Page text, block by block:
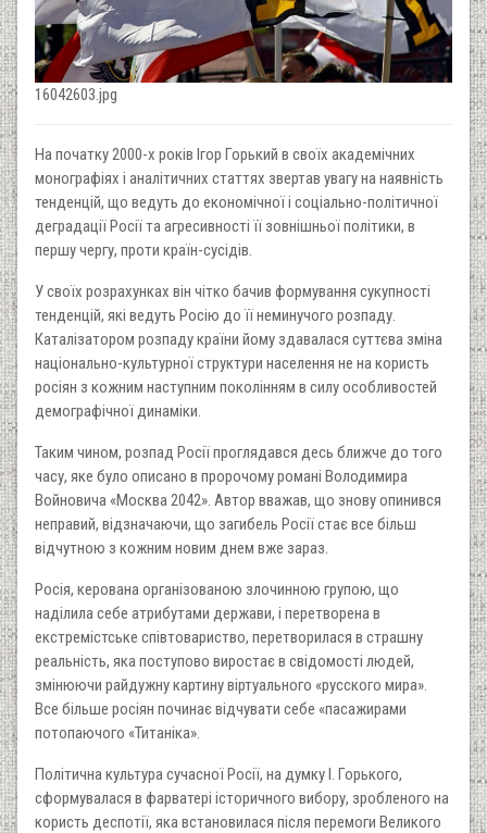
16042603.jpg
На початку 2000-х років Ігор Горький в своїх академічних
монографіях і аналітичних статтях звертав увагу на наявність
тенденцій, що ведуть до економічної і соціально-політичної
деградації Росії та агресивності її зовнішньої політики, в
першу чергу, проти країн-сусідів.
У своїх розрахунках він чітко бачив формування сукупності
тенденцій, які ведуть Росію до її неминучого розпаду.
Каталізатором розпаду країни йому здавалася суттєва зміна
національно-культурної структури населення не на користь
росіян з кожним наступним поколінням в силу особливостей
демографічної динаміки.
Таким чином, розпад Росії проглядався десь ближче до того
часу, яке було описано в пророчому романі Володимира
Войновича «Москва 2042». Автор вважав, що знову опинився
неправий, відзначаючи, що загибель Росії стає все більш
відчутною з кожним новим днем ​​вже зараз.
Росія, керована організованою злочинною групою, що
наділила себе атрибутами держави, і перетворена в
екстремістське співтовариство, перетворилася в страшну
реальність, яка поступово виростає в свідомості людей,
змінюючи райдужну картину віртуального «русского мира».
Все більше росіян починає відчувати себе «пасажирами
потопаючого «Титаніка».
Політична культура сучасної Росії, на думку І. Горького,
сформувалася в фарватері історичного вибору, зробленого на
користь деспотії, яка встановилася після перемоги Великого